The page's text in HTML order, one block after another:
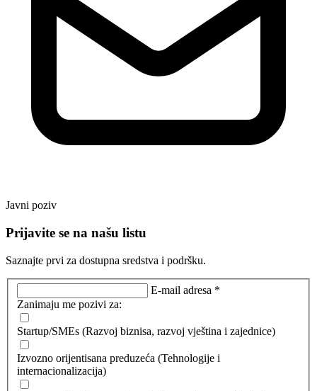
Javni poziv
Prijavite se na našu listu
Saznajte prvi za dostupna sredstva i podršku.
E-mail adresa *
Zanimaju me pozivi za:
Startup/SMEs (Razvoj biznisa, razvoj vještina i zajednice)
Izvozno orijentisana preduzeća (Tehnologije i
internacionalizacija)